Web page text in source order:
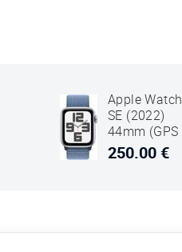
Apple Watch
SE (2022)
44mm (GPS
Only)
250.00 €